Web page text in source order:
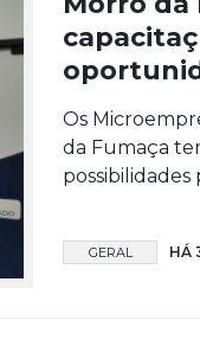
Os
da Fumaça
possibilidades
GERAL HÁ